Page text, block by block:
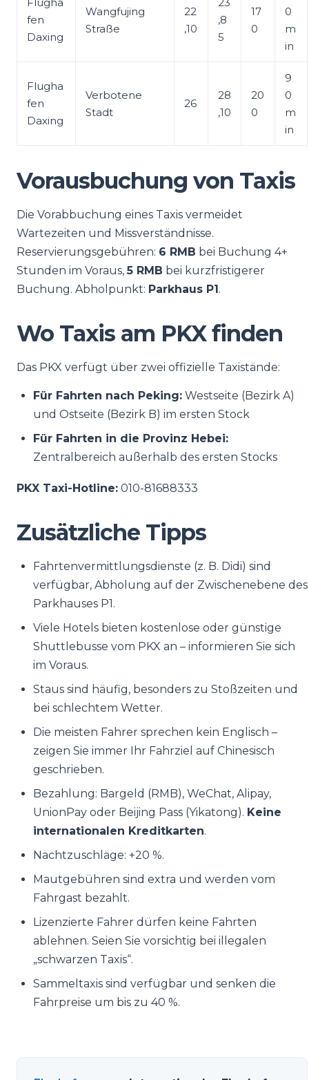
fen
Daxing
Wangfujing
Straße
22
,10
,8
5
17
0
0
m
in
Flugha
fen
Daxing
Verbotene
Stadt
26
28
,10
20
0
9
0
m
in
Vorausbuchung von Taxis
Die Vorabbuchung eines Taxis vermeidet
Wartezeiten und Missverständnisse.
Reservierungsgebühren: 6 RMB bei Buchung 4+
Stunden im Voraus,5 RMB bei kurzfristigerer
Buchung. Abholpunkt: Parkhaus P1.
Wo Taxis am PKX finden
Das PKX verfügt über zwei offizielle Taxistände:
Für Fahrten nach Peking: Westseite (Bezirk A)
und Ostseite (Bezirk B) im ersten Stock
Für Fahrten in die Provinz Hebei:
Zentralbereich außerhalb des ersten Stocks
PKX Taxi-Hotline: 010-81688333
Zusätzliche Tipps
Fahrtenvermittlungsdienste (z. B. Didi) sind
verfügbar, Abholung auf der Zwischenebene des
Parkhauses P1.
Viele Hotels bieten kostenlose oder günstige
Shuttlebusse vom PKX an – informieren Sie sich
im Voraus.
Staus sind häufig, besonders zu Stoßzeiten und
bei schlechtem Wetter.
Die meisten Fahrer sprechen kein Englisch –
zeigen Sie immer Ihr Fahrziel auf Chinesisch
geschrieben.
Bezahlung: Bargeld (RMB), WeChat, Alipay,
UnionPay oder Beijing Pass (Yikatong). Keine
internationalen Kreditkarten.
Nachtzuschläge: +20 %.
Mautgebühren sind extra und werden vom
Fahrgast bezahlt.
Lizenzierte Fahrer dürfen keine Fahrten
ablehnen. Seien Sie vorsichtig bei illegalen
„schwarzen Taxis“.
Sammeltaxis sind verfügbar und senken die
Fahrpreise um bis zu 40 %.